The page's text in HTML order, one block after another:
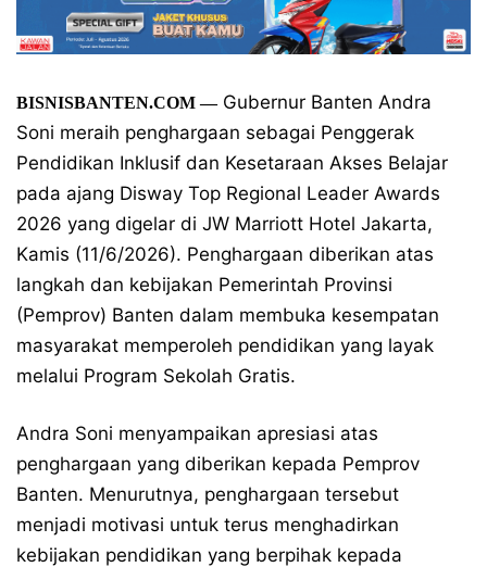
BISNISBANTEN.COM—Gubernur Banten Andra
Soni meraih penghargaan sebagai Penggerak
Pendidikan Inklusif dan Kesetaraan Akses Belajar
pada ajang Disway Top Regional Leader Awards
2026 yang digelar di JW Marriott Hotel Jakarta,
Kamis (11/6/2026). Penghargaan diberikan atas
langkah dan kebijakan Pemerintah Provinsi
(Pemprov) Banten dalam membuka kesempatan
masyarakat memperoleh pendidikan yang layak
melalui Program Sekolah Gratis.
Andra Soni menyampaikan apresiasi atas
penghargaan yang diberikan kepada Pemprov
Banten. Menurutnya, penghargaan tersebut
menjadi motivasi untuk terus menghadirkan
kebijakan pendidikan yang berpihak kepada